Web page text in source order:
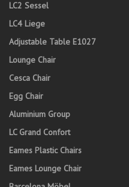
LC2 Sessel
LC4 Liege
Adjustable Table E1027
Lounge Chair
Cesca Chair
Egg Chair
Aluminium Group
LC Grand Confort
Eames Plastic Chairs
Eames Lounge Chair